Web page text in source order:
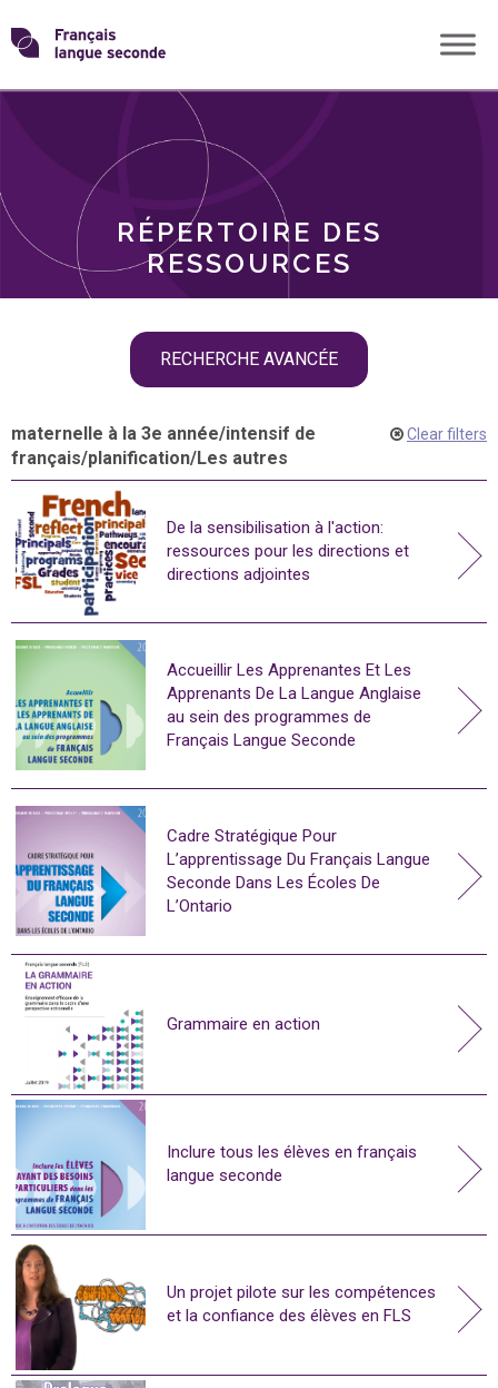
Skip
toTransformons
langue
RÉPERTOIRE DES
RESSOURCES
RECHERCHE AVANCÉE
THÈMES
maternelle à la 3e année/intensif de
français/planification/Les autres
Clear filters
De la sensibilisation à l'action:
ressources pour les directions et
directions adjointes
Accueillir Les Apprenantes Et Les
Apprenants De La Langue Anglaise
au sein des programmes de
Français Langue Seconde
Cadre Stratégique Pour
L’apprentissage Du Français Langue
Seconde Dans Les Écoles De
L’Ontario
Grammaire en action
Inclure tous les élèves en français
langue seconde
Un projet pilote sur les compétences
et la confiance des élèves en FLS